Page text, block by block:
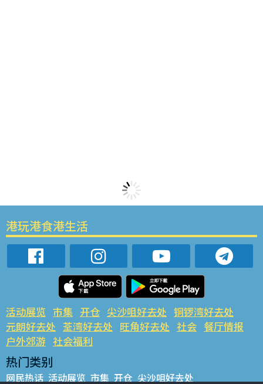
港玩港食港生活
活动展览 市集 开仓 尖沙咀好去处 铜锣湾好去处
元朗好去处 荃湾好去处 旺角好去处 社会 餐厅情报
户外郊游 社会福利
热门类别
网民热话 活动展览 市集 开仓 尖沙咀好去处